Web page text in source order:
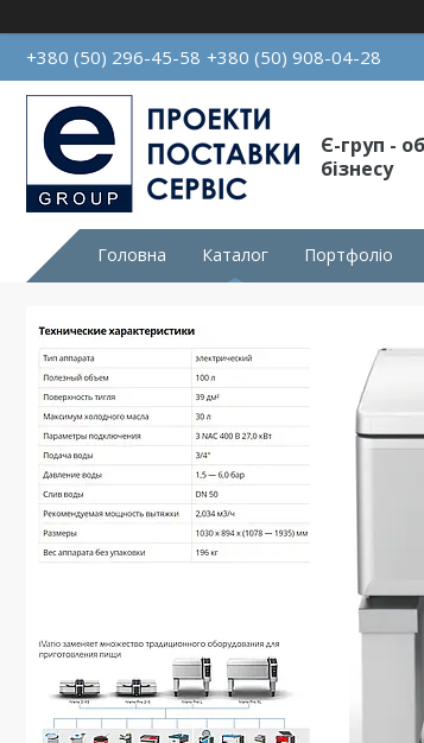
+380 (50) 296-45-58 +380 (50) 908-04-28
Є-груп -
бізнесу
Головна Каталог Портфоліо